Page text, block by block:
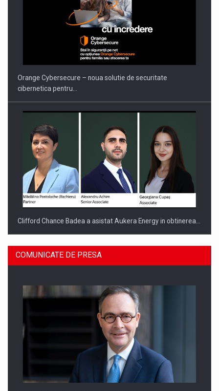
PUTTING ROMANIAN CORPORATE COMPANIES ON THE
INTERNATIONAL BUSINESS SCENE
Orange Cybersecure – noua solutie de securitate
cibernetica pentru…
Clifford Chance Badea a asistat Aukera Energy in obtinerea…
SAPTE PERSONALITATI DIN MEDIUL DE AFACERI, ACADEMIC
COMUNICATE DE PRESA